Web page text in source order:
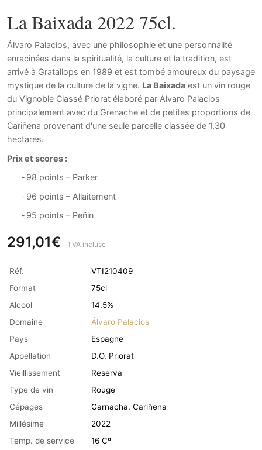
La Baixada 2022 75cl.
Álvaro Palacios, avec une philosophie et une personnalité
enracinées dans la spiritualité, la culture et la tradition, est
arrivé à Gratallops en 1989 et est tombé amoureux du paysage
mystique de la culture de la vigne. La Baixada est un vin rouge
du Vignoble Classé Priorat élaboré par Álvaro Palacios
principalement avec du Grenache et de petites proportions de
Cariñena provenant d'une seule parcelle classée de 1,30
hectares.
Prix et scores :
- 98 points – Parker
- 96 points – Allaitement
- 95 points – Peñin
291,01€ TVA incluse
Réf.
VTI210409
Format
75cl
Alcool
14.5%
Domaine
Álvaro Palacios
Pays
Espagne
Appellation
D.O. Priorat
Vieillissement
Reserva
Type de vin
Rouge
Cépages
Garnacha, Cariñena
Millésime
2022
Temp. de service
16 Cº